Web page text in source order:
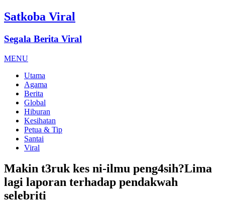
Satkoba Viral
Segala Berita Viral
MENU
Utama
Agama
Berita
Global
Hiburan
Kesihatan
Petua & Tip
Santai
Viral
Makin t3ruk kes ni-ilmu peng4sih?Lima
lagi laporan terhadap pendakwah
selebriti